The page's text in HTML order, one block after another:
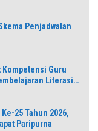
Penjadwalan
Kompetensi Guru
Literasi
25 Tahun 2026,
Paripurna